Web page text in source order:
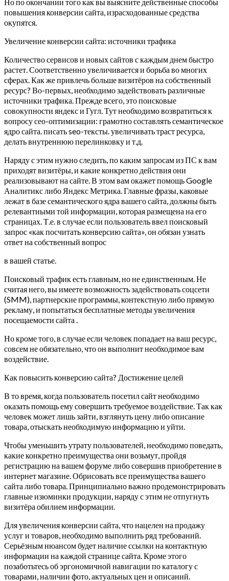
повышения конверсии сайта, израсходованные средства
окупятся.
Увеличение конверсии сайта: источники трафика
Количество сервисов и новых сайтов с каждым днем быстро
растет. Соответственно увеличивается и борьба во многих
сферах. Как же привлечь больше визитёров на собственный
ресурс? Во-первых, необходимо задействовать различные
источники трафика. Прежде всего, это поисковые
совокупности яндекс и Гугл. Тут необходимо возвратиться к
вопросу сео-оптимизации: грамотно составлять семантическое
ядро сайта. писать seo-тексты. увеличивать траст ресурса,
делать внутреннюю перелинковку и т.д.
Наряду с этим нужно следить, по каким запросам из ПС к вам
приходят визитёры, и какие конкретно действия они
реализовывают на сайте. В этом вам окажет помощь Google
Аналитикс либо Яндекс Метрика. Главные фразы, каковые
лежат в базе семантического ядра вашего сайта, должны быть
релевантными той информации, которая размещена на его
страницах. Т.е. в случае если пользователь ввел поисковый
запрос «как посчитать конверсию сайта», он обязан узнать
ответ на собственный вопрос
в вашей статье.
Поисковый трафик есть главным, но не единственным. Не
считая него, вы имеете возможность задействовать соцсети
(SMM), партнерские программы, контекстную либо прямую
рекламу, и попытаться бесплатные методы увеличения
посещаемости сайта .
Но кроме того, в случае если человек попадает на ваш ресурс,
совсем не обязательно, что он выполнит необходимое вам
воздействие.
Как повысить конверсию сайта? Достижение целей
В то время, когда пользователь посетил сайт необходимо
оказать помощь ему совершить требуемое воздействие. Так как
человек может лишь зайти, взглянуть цену либо описание
товара, отыскать необходимую информацию и уйти.
Чтобы уменьшить утрату пользователей, необходимо поведать,
какие конкретно преимущества они возьмут, пройдя
регистрацию на вашем форуме либо совершив приобретение в
интернет магазине. Обрисовать все преимущества вашего
сайта либо товара. Принципиально важно продемонстрировать
главные изюминки продукции, наряду с этим не отпугнуть
визитёра обилием информации.
Для увеличения конверсии сайта, что нацелен на продажу
услуг и товаров, необходимо выполнить ряд требований.
Серьёзным нюансом будет наличие ссылки на контактную
информации на каждой странице сайта. Кроме этого
позаботьтесь об эргономичной навигации по каталогу с
товарами, наличии фото, актуальных цен и описаний.